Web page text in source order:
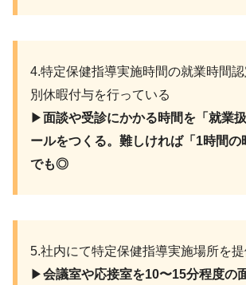
4.特定保健指導実施時間の就業時間
別休暇付与を行っている
▶︎面談や受診にかかる時間を「就業
ールをつくる。難しければ「1時間の
でも◎
5.社内にて特定保健指導実施場所を
▶︎会議室や応接室を10〜15分程度の